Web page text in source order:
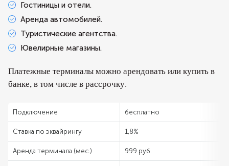
Гостиницы и отели.
Аренда автомобилей.
Туристические агентства.
Ювелирные магазины.
Платежные терминалы можно арендовать или купить в
банке, в том числе в рассрочку.
Подключение бесплатно
Ставка по эквайрингу 1,8%
Аренда терминала (мес.) 999 руб.